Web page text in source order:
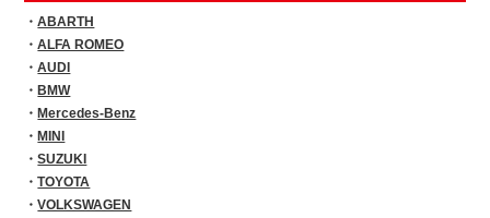
ABARTH
ALFA ROMEO
AUDI
BMW
Mercedes-Benz
MINI
SUZUKI
TOYOTA
VOLKSWAGEN